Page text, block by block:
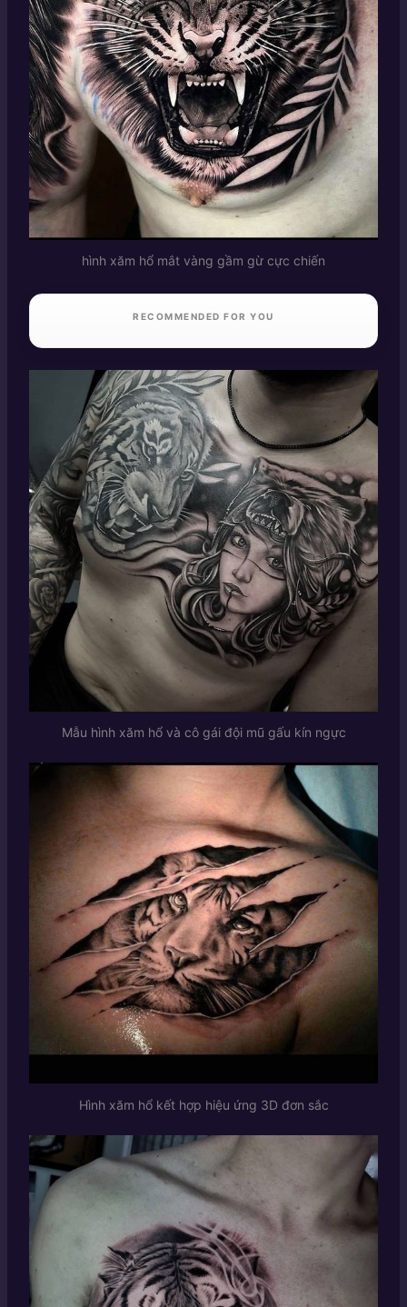
hình xăm hổ mắt vàng gầm gừ cực chiến
RECOMMENDED FOR YOU
Mẫu hình xăm hổ và cô gái đội mũ gấu kín ngực
Hình xăm hổ kết hợp hiệu ứng 3D đơn sắc